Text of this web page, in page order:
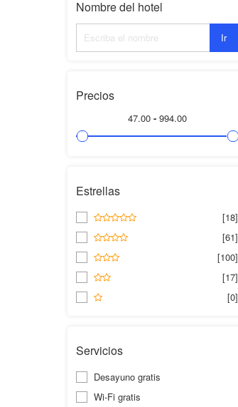
Nombre del hotel
Ir
Precios
47.00 - 994.00
Estrellas
[18]
[61]
[100]
[17]
[0]
Servicios
Desayuno gratis
Wi-Fi gratis